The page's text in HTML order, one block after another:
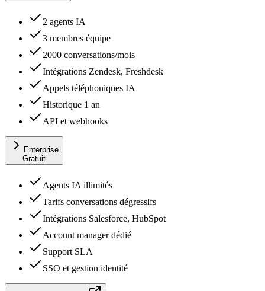
2 agents IA
3 membres équipe
2000 conversations/mois
Intégrations Zendesk, Freshdesk
Appels téléphoniques IA
Historique 1 an
API et webhooks
Enterprise
Gratuit
Agents IA illimités
Tarifs conversations dégressifs
Intégrations Salesforce, HubSpot
Account manager dédié
Support SLA
SSO et gestion identité